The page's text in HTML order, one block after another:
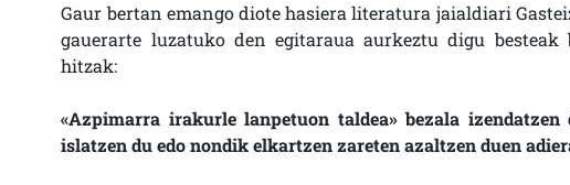
Gaur bertan emango diote hasiera literatura jaialdiari
gauerarte luzatuko den egitaraua aurkeztu digu
hitzak:
«Azpimarra irakurle lanpetuon taldea» bezala
islatzen du edo nondik elkartzen zareten azaltzen duen